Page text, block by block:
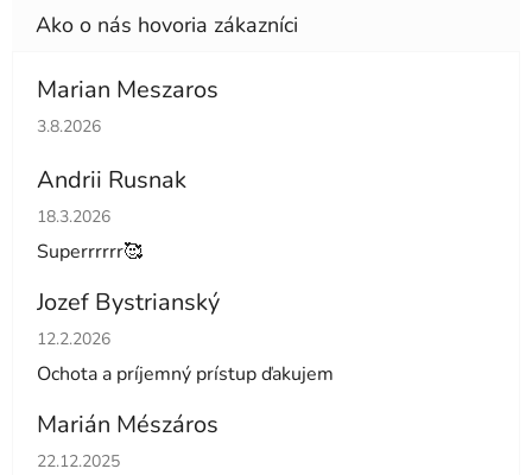
Marian Meszaros
Hodnotenie obchodu je 5 z 5 hviezdičiek.
3.8.2026
Andrii Rusnak
Hodnotenie obchodu je 5 z 5 hviezdičiek.
18.3.2026
Superrrrrr🥰
Jozef Bystrianský
Hodnotenie obchodu je 5 z 5 hviezdičiek.
12.2.2026
Ochota a príjemný prístup ďakujem
Marián Mészáros
Hodnotenie obchodu je 5 z 5 hviezdičiek.
22.12.2025